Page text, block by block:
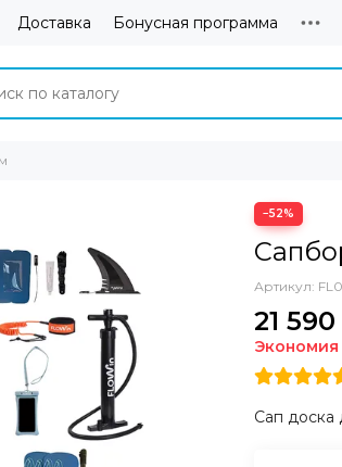
Доставка Бонусная программа
−52%
Артикул:
21
Экономия
Сап доска